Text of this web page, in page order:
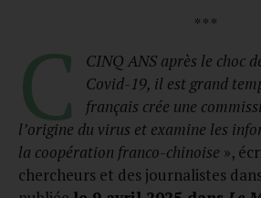
* * *
C
CINQ ANS après le choc
Covid-19, il est grand
français crée une
l’origine du virus et examine les
la coopération franco-chinoise »,
chercheurs et des journalistes